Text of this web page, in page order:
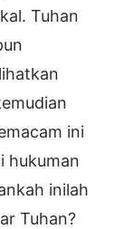
Tuhan
ini
hukuman
inilah
Tuhan?